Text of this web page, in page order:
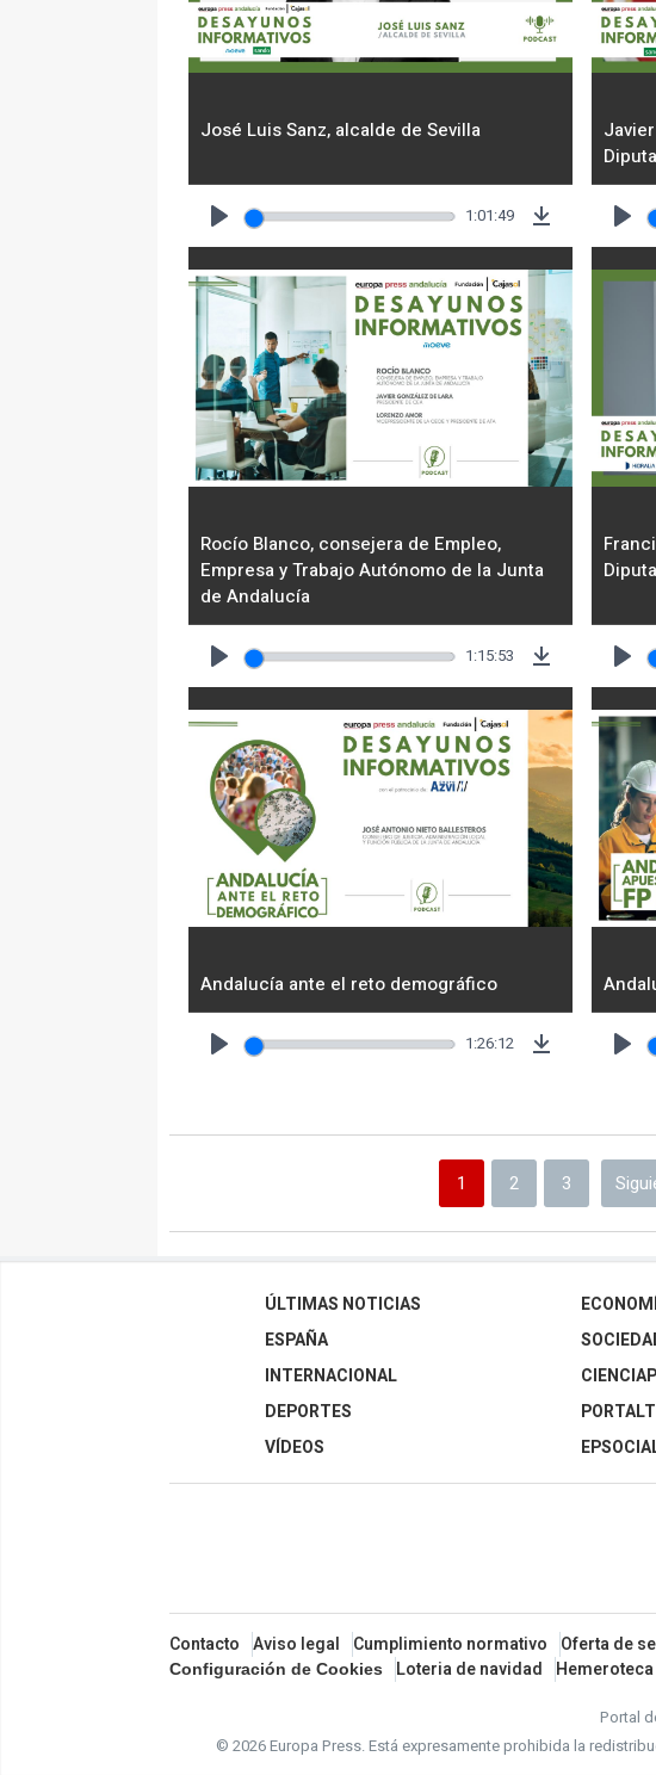
José Luis Sanz, alcalde de Sevilla
1:01:49
Rocío Blanco, consejera de Empleo,
Empresa y Trabajo Autónomo de la Junta
de Andalucía
1:15:53
Andalucía ante el reto demográfico
1:26:12
1 2 3
ÚLTIMAS NOTICIAS
ESPAÑA
INTERNACIONAL
DEPORTES
VÍDEOS
Contacto Aviso legal Cumplimiento normativo Oferta de
Configuración de Cookies Loteria de navidad Hemeroteca
Portal
© 2026 Europa Press.Está expresamente prohibida la